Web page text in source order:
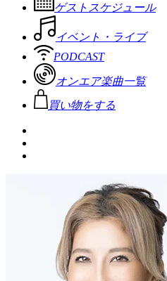
ゲストスケジュール
イベント・ライブ
PODCAST
オンエア楽曲一覧
買い物をする